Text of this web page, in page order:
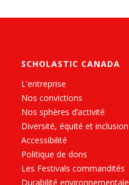
SCHOLASTIC CANADA
L'entreprise
Nos convictions
Nos sphères d’activité
Diversité, équité et inclusion
Accessibilité
Politique de dons
Les Festivals commandités
Durabilité environnementale